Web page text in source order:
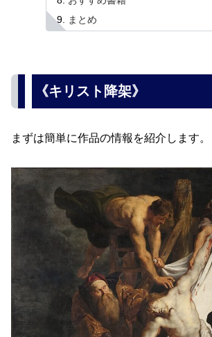
まとめ
《キリスト降架》
まずは簡単に作品の情報を紹介します。